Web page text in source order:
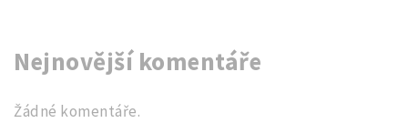
Nejnovější komentáře
Žádné komentáře.